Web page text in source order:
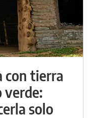
con tierra
verde:
solo